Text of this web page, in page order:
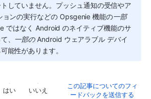
していません。プッシュ通知の受信やア
ョンの実行などの Opsgenie 機能の一部
ではなく Android のネイティブ機能のサ
、 一部の Android ウェアラブル デバイ
能性があります。
はい いいえ
この記事についてのフィ
ードバックを送信する